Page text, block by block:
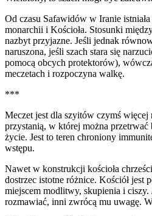
Od czasu Safawidów w Iranie
monarchii i Kościoła. Stosunki
nazbyt przyjazne. Jeśli jednak
naruszona, jeśli szach stara się
pomocą obcych protektorów),
meczetach i rozpoczyna walkę.
***
Meczet jest dla szyitów czymś więcej
przystanią, w której można przetrwać
życie. Jest to teren chroniony
wstępu.
Nawet w konstrukcji kościoła
dostrzec istotne różnice. Kościół jest
miejscem modlitwy, skupienia i ciszy.
rozmawiać, inni zwrócą mu uwagę.